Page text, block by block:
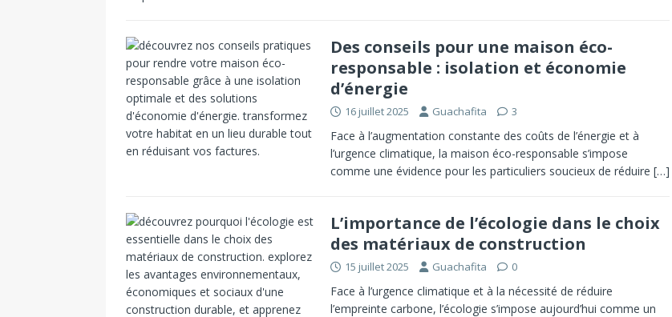
Des conseils pour une maison éco-
responsable : isolation et économie
d’énergie
16 juillet 2025 Guachafita 3
Face à l’augmentation constante des coûts de l’énergie et à
l’urgence climatique, la maison éco-responsable s’impose
comme une évidence pour les particuliers soucieux de réduire […]
L’importance de l’écologie dans le choix
des matériaux de construction
15 juillet 2025 Guachafita 0
Face à l’urgence climatique et à la nécessité de réduire
l’empreinte carbone, l’écologie s’impose aujourd’hui comme un